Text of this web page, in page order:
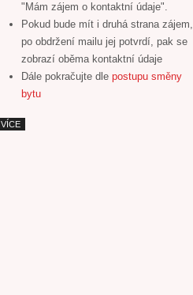
"Mám zájem o kontaktní údaje".
Pokud bude mít i druhá strana zájem,
po obdržení mailu jej potvrdí, pak se
zobrazí oběma kontaktní údaje
Dále pokračujte dle postupu směny
bytu
VÍCE